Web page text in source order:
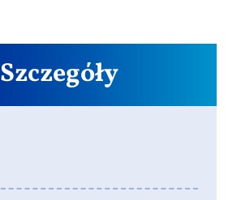
Szczegóły